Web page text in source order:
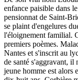
enfance paisible dans
pensionnat de Saint-
se plaint d'engelures
l'éloignement familial.
premiers poèmes.
Nantes et s'inscrit au
de santé s'aggravant, il
jeune homme est alors